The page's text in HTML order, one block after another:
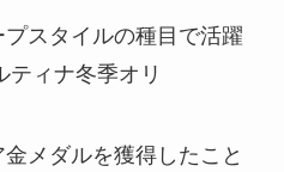
スタイルの種目で活躍
ティナ冬季オリ
メダルを獲得したこと